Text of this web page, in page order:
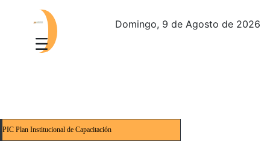
Domingo, 9 de Agosto de 2026
PIC Plan Institucional de Capacitación